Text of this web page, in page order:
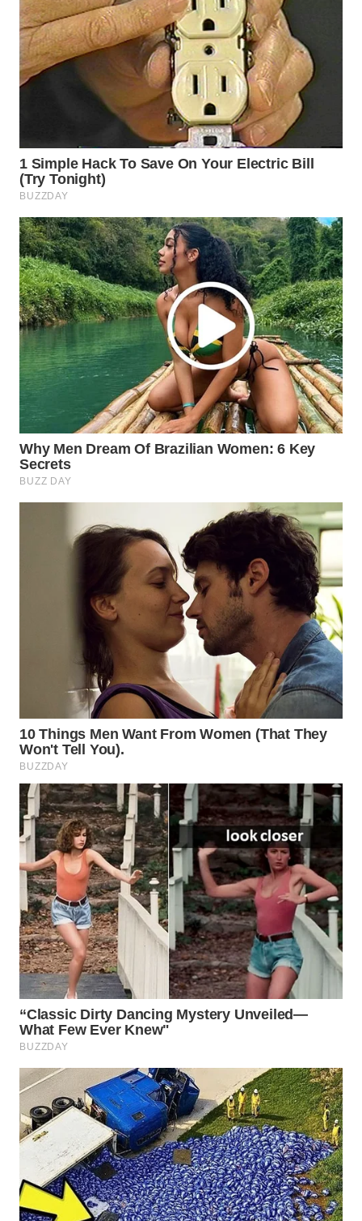
WN
PRIANGAN
TIMUR
WN
SOLO
WN
BOROBUDUR
WN
MADURA
WN
SURABAYA
NATUNA
WN
BINTAN
MANDALIKA
LABUANBAJO
BORNEO
Wahana
Media
Group
WAHANA
NEWS
WAHANA
TANI
WAHANA
ADVOKAT
WAHANA
INFRASTRUKTUR
WAHANA
KONSUMEN
WAHANA
LISTRIK
WAHANA
TRAVEL